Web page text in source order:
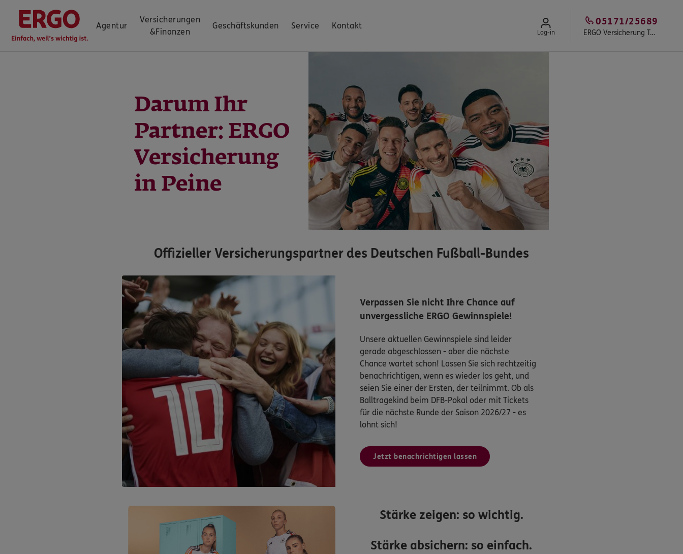
Agentur
Versicherungen
&Finanzen
Geschäftskunden Service Kontakt
Log-in ERGO Versicherung Torsten Kugelmann
05171/25689
Darum Ihr
Partner: ERGO
Versicherung
in Peine
Offizieller Versicherungspartner des Deutschen Fußball-Bundes
Verpassen Sie nicht Ihre Chance auf
unvergessliche ERGO Gewinnspiele!
Unsere aktuellen Gewinnspiele sind leider
gerade abgeschlossen - aber die nächste
Chance wartet schon! Lassen Sie sich rechtzeitig
benachrichtigen, wenn es wieder los geht, und
seien Sie einer der Ersten, der teilnimmt. Ob als
Balltragekind beim DFB-Pokal oder mit Tickets
für die nächste Runde der Saison 2026/27 - es
lohnt sich!
Jetzt benachrichtigen lassen
Stärke zeigen: so wichtig.
Stärke absichern: so einfach.